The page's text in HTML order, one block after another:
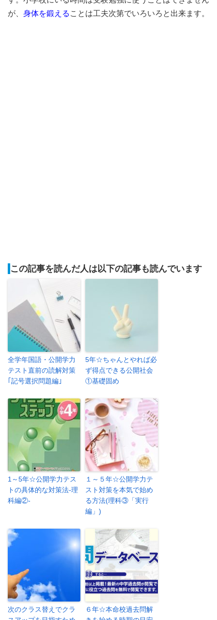
が、 身体を鍛える ことは工夫次第でいろいろと出来ます。
この記事を読んだ人は以下の記事も読んでいます
全学年国語・公開学力
テスト直前の読解対策
｢記号選択問題編｣
5年☆ちゃんとやれば必
ず得点できる公開社会
①基礎固め
1～5年☆公開学力テス
トの具体的な対策法-理
科編②-
１～５年☆公開学力テ
スト対策を本気で始め
る方法(理科③「実行
編」)
次のクラス替えでクラ
６年☆本命校過去問解